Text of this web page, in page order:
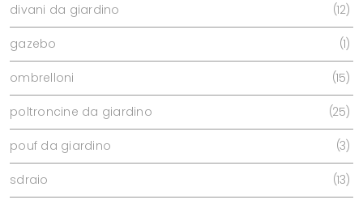
divani da giardino 12
gazebo 1
ombrelloni 15
poltroncine da giardino 25
pouf da giardino 3
sdraio 13